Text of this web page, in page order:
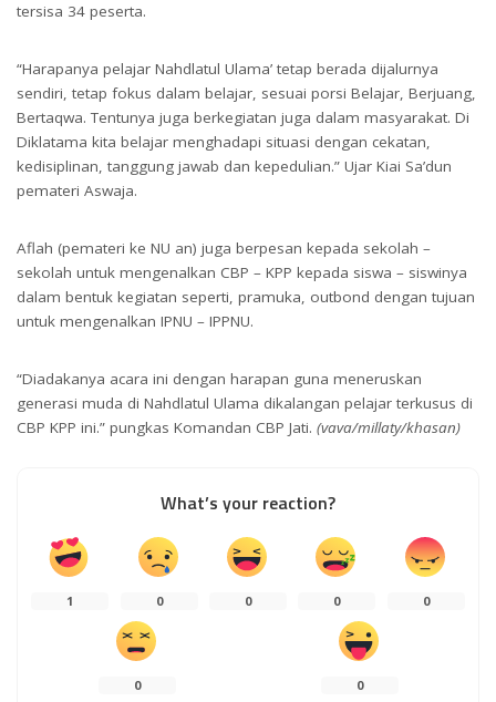
tersisa 34 peserta.
“Harapanya pelajar Nahdlatul Ulama’ tetap berada dijalurnya
sendiri, tetap fokus dalam belajar, sesuai porsi Belajar, Berjuang,
Bertaqwa. Tentunya juga berkegiatan juga dalam masyarakat. Di
Diklatama kita belajar menghadapi situasi dengan cekatan,
kedisiplinan, tanggung jawab dan kepedulian.” Ujar Kiai Sa’dun
pemateri Aswaja.
Aflah (pemateri ke NU an) juga berpesan kepada sekolah –
sekolah untuk mengenalkan CBP – KPP kepada siswa – siswinya
dalam bentuk kegiatan seperti, pramuka, outbond dengan tujuan
untuk mengenalkan IPNU – IPPNU.
“Diadakanya acara ini dengan harapan guna meneruskan
generasi muda di Nahdlatul Ulama dikalangan pelajar terkusus di
CBP KPP ini.” pungkas Komandan CBP Jati. (vava/millaty/khasan)
What’s your reaction?
1 0 0 0 0
0 0